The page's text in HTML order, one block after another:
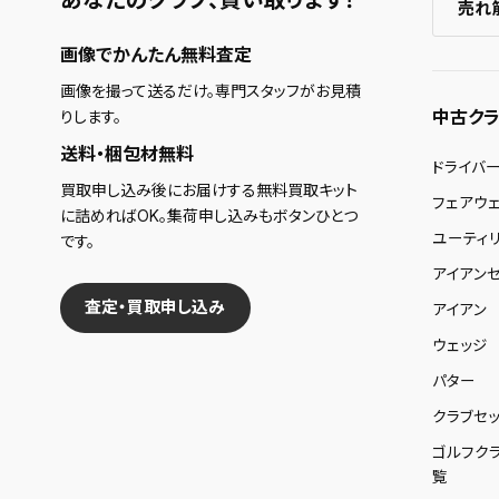
画像でかんたん無料査定
画像を撮って送るだけ。専門スタッフがお見積
りします。
送料・梱包材無料
買取申し込み後にお届けする無料買取キット
に詰めればOK。集荷申し込みもボタンひとつ
です。
査定・買取申し込み
売れ
中古ク
ドライバ
フェアウ
ユーティ
アイアン
アイアン
ウェッジ
パター
クラブセ
ゴルフク
覧